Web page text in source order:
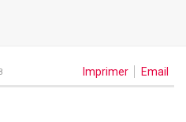
Imprimer Email